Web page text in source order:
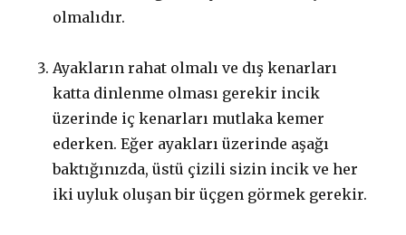
olmalıdır.
Ayakların rahat olmalı ve dış kenarları
katta dinlenme olması gerekir incik
üzerinde iç kenarları mutlaka kemer
ederken. Eğer ayakları üzerinde aşağı
baktığınızda, üstü çizili sizin incik ve her
iki uyluk oluşan bir üçgen görmek gerekir.